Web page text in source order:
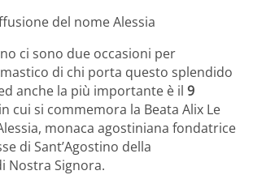
del nome Alessia
ci sono due occasioni per
di chi porta questo splendido
anche la più importante è il 9
cui si commemora la Beata Alix Le
monaca agostiniana fondatrice
di Sant’Agostino della
Nostra Signora.